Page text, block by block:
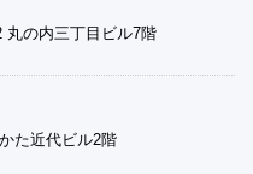
丸の内三丁目ビル7階
た近代ビル2階